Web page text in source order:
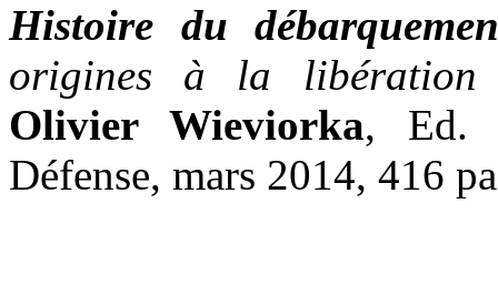
Histoire du
origines à la libération
Olivier Wieviorka, Ed.
Défense, mars 2014, 416